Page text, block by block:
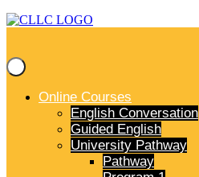
Online Courses
English Conversation
Guided English
University Pathway
Pathway